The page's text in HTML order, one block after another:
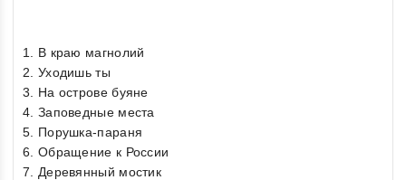
1. В краю магнолий
2. Уходишь ты
3. На острове буяне
4. Заповедные места
5. Порушка-параня
6. Обращение к России
7. Деревянный мостик